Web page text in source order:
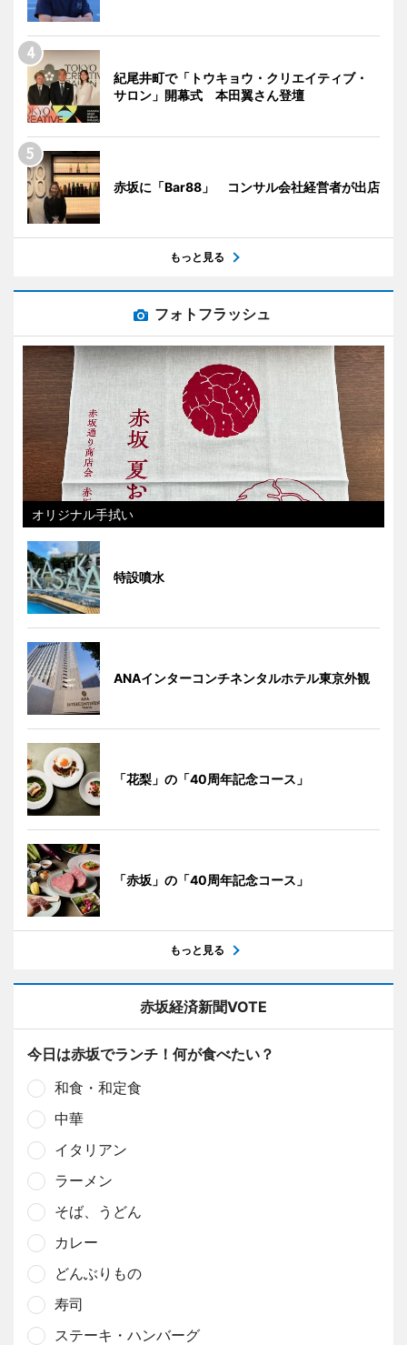
紀尾井町で「トウキョウ・クリエイティブ・
サロン」開幕式 本田翼さん登壇
赤坂に「Bar88」 コンサル会社経営者が出店
もっと見る
フォトフラッシュ
オリジナル手拭い
特設噴水
ANAインターコンチネンタルホテル東京外観
「花梨」の「40周年記念コース」
「赤坂」の「40周年記念コース」
もっと見る
赤坂経済新聞VOTE
今日は赤坂でランチ！何が食べたい？
和食・和定食
中華
イタリアン
ラーメン
そば、うどん
カレー
どんぶりもの
寿司
ステーキ・ハンバーグ